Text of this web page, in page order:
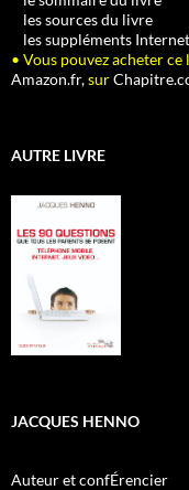
les sources du livre
les suppléments
• Vous pouvez acheter
Amazon.fr,sur
AUTRE LIVRE
JACQUES HENNO
Auteur et confÉrencier